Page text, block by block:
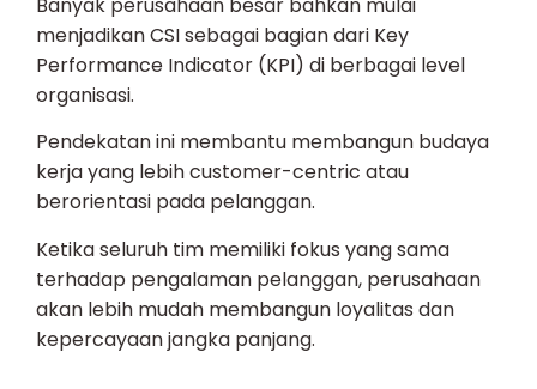
menjadikan CSI sebagai bagian dari Key
Performance Indicator (KPI) di berbagai level
organisasi.
Pendekatan ini membantu membangun budaya
kerja yang lebih customer-centric atau
berorientasi pada pelanggan.
Ketika seluruh tim memiliki fokus yang sama
terhadap pengalaman pelanggan, perusahaan
akan lebih mudah membangun loyalitas dan
kepercayaan jangka panjang.